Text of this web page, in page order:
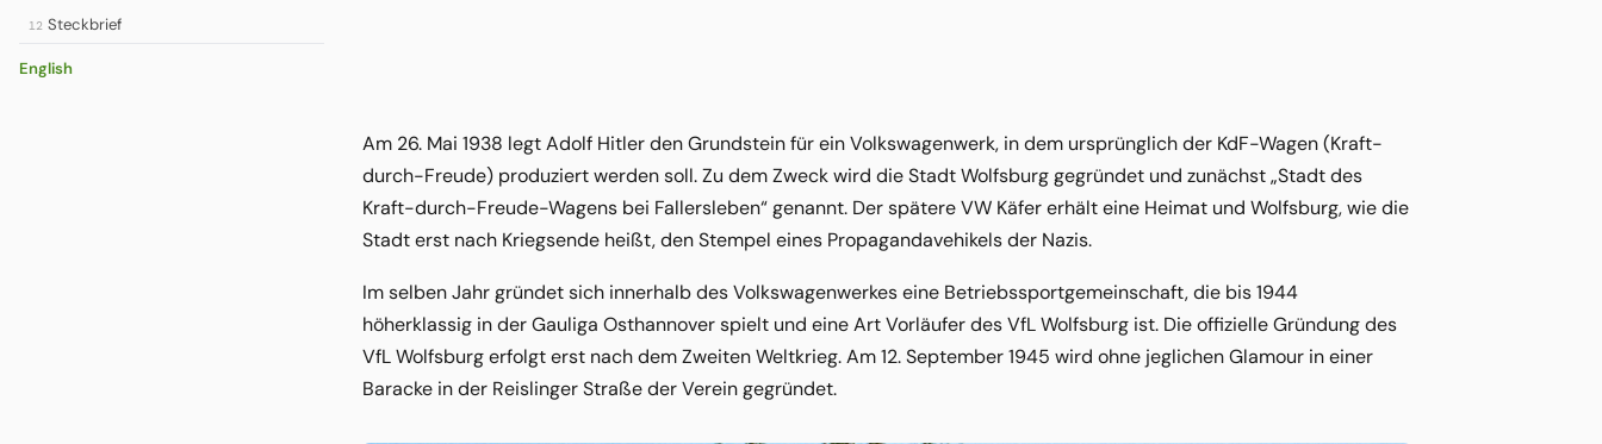
12 Steckbrief
English
Am 26. Mai 1938 legt Adolf Hitler den Grundstein für ein Volkswagenwerk, in dem ursprünglich der KdF-Wagen (Kraft-
durch-Freude) produziert werden soll. Zu dem Zweck wird die Stadt Wolfsburg gegründet und zunächst „Stadt des
Kraft-durch-Freude-Wagens bei Fallersleben“ genannt. Der spätere VW Käfer erhält eine Heimat und Wolfsburg, wie die
Stadt erst nach Kriegsende heißt, den Stempel eines Propagandavehikels der Nazis.
Im selben Jahr gründet sich innerhalb des Volkswagenwerkes eine Betriebssportgemeinschaft, die bis 1944
höherklassig in der Gauliga Osthannover spielt und eine Art Vorläufer des VfL Wolfsburg ist. Die offizielle Gründung des
VfL Wolfsburg erfolgt erst nach dem Zweiten Weltkrieg. Am 12. September 1945 wird ohne jeglichen Glamour in einer
Baracke in der Reislinger Straße der Verein gegründet.